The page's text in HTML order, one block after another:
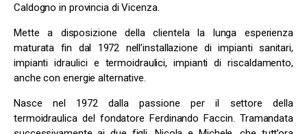
Caldogno in provincia di Vicenza.
Mette a disposizione della clientela la lunga esperienza
maturata fin dal 1972 nell’installazione di impianti sanitari,
impianti idraulici e termoidraulici, impianti di riscaldamento,
anche con energie alternative.
Nasce nel 1972 dalla passione per il settore della
termoidraulica del fondatore Ferdinando Faccin. Tramandata